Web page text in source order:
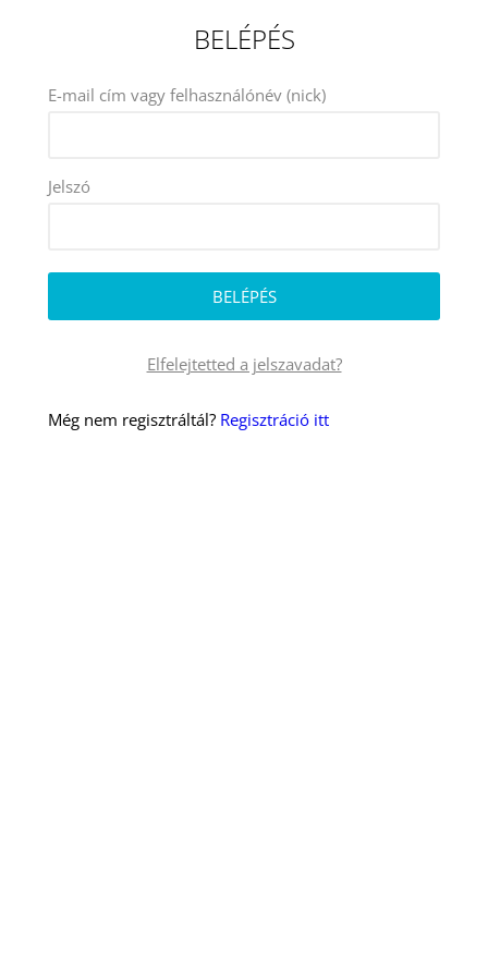
BELÉPÉS
E-mail cím vagy felhasználónév (nick)
Jelszó
Elfelejtetted a jelszavadat?
Még nem regisztráltál? Regisztráció itt